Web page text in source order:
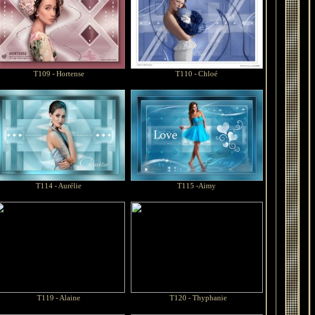
T109 - Hortense T110 - Chloé
T114 -Aurélie T115 -Aimy
T119 - Alaine T120 - Thyphanie